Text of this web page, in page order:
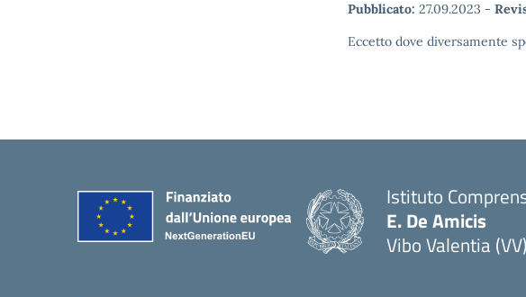
Pubblicato: 27.09.2023 -
Eccetto dove diversamente
Istituto
E. De Amicis
Vibo Valentia (VV)